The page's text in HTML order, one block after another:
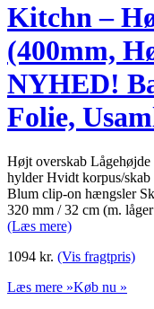
Kitchn –
(400mm,
NYHED!
Folie,
Højt overskab
hylder Hvidt korpus/
Blum clip-on hængsler
320 mm / 32 cm (m.
(Læs mere)
1094 kr. (Vis fragtpris)
Læs mere »Køb nu »